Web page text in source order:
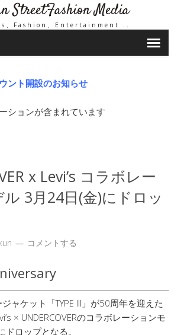
StreetFashion Media
、Fashion、Entertainment ..
ント開設のお知らせ
ションが含まれています
x Levi’s コラボレー
3月24日(金)にドロッ
コメントする
ャケット「TYPE III」が50周年を迎えた
× UNDERCOVERのコラボレーションモ
ロップとなる。